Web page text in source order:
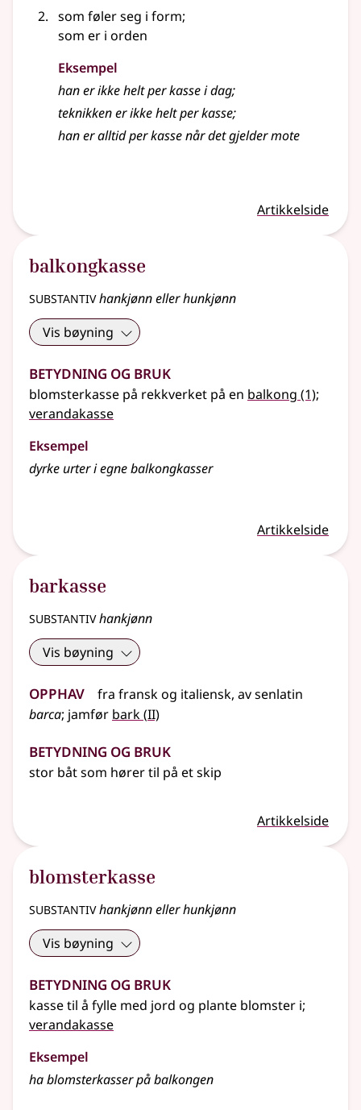
som føler seg i form;
som er i orden
Eksempel
han er ikke helt per kasse i dag;
teknikken er ikke helt per kasse;
han er alltid per kasse når det gjelder mote
Artikkelside
balkongkasse
substantivhankjønn eller hunkjønn
Vis bøyning
Betydning og bruk
blomsterkasse på rekkverket på en balkong (1);
verandakasse
Eksempel
dyrke urter i egne balkongkasser
Artikkelside
barkasse
substantivhankjønn
Vis bøyning
Opphav fra franskog italiensk, avsenlatin
barca; jamfør bark(2
II)
Betydning og bruk
stor båt som hører til på et skip
Artikkelside
blomsterkasse
substantivhankjønn eller hunkjønn
Vis bøyning
Betydning og bruk
kasse til å fylle med jord og plante blomster i;
verandakasse
Eksempel
hablomsterkasserpå balkongen